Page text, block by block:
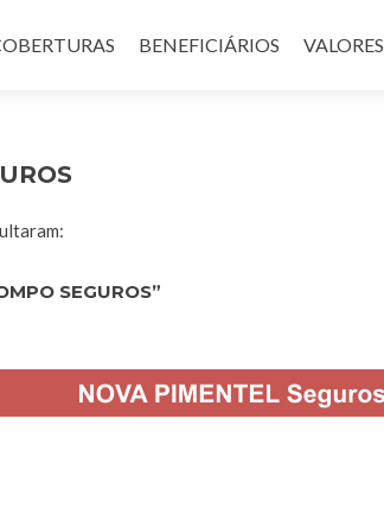
BENEFICIÁRIOS VALORES
SEGUROS”